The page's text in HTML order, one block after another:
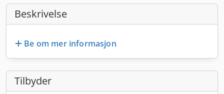
Beskrivelse
Be om mer informasjon
Tilbyder